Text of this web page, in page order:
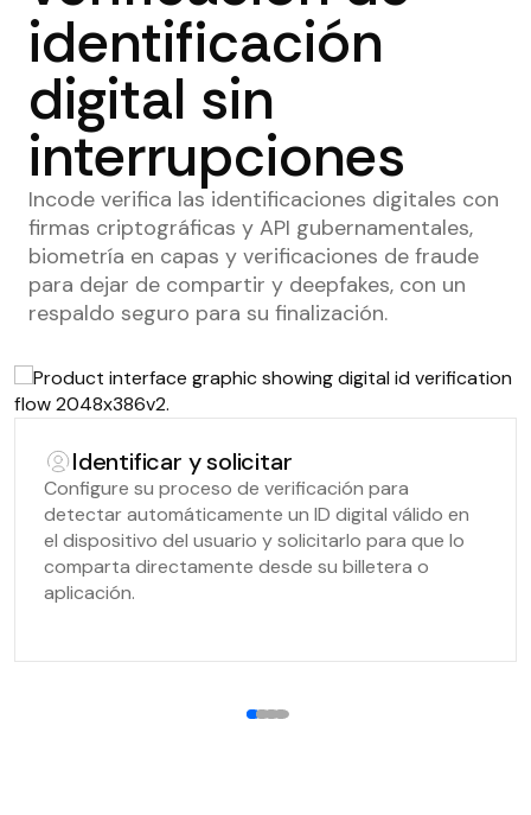
identificación
digital sin
interrupciones
Incode verifica las identificaciones digitales con
firmas criptográficas y API gubernamentales,
biometría en capas y verificaciones de fraude
para dejar de compartir y deepfakes, con un
respaldo seguro para su finalización.
Identificar y solicitar
Configure su proceso de verificación para
detectar automáticamente un ID digital válido en
el dispositivo del usuario y solicitarlo para que lo
comparta directamente desde su billetera o
aplicación.
1234